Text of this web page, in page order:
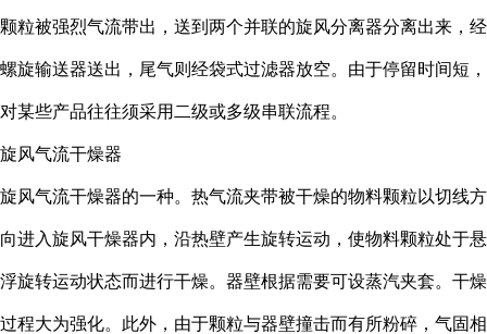
颗粒被强烈气流带出，送到两个并联的旋风分离器分离出来，经
螺旋输送器送出，尾气则经袋式过滤器放空。由于停留时间短，
对某些产品往往须采用二级或多级串联流程。
旋风气流干燥器
旋风气流干燥器的一种。热气流夹带被干燥的物料颗粒以切线方
向进入旋风干燥器内，沿热壁产生旋转运动，使物料颗粒处于悬
浮旋转运动状态而进行干燥。器壁根据需要可设蒸汽夹套。干燥
过程大为强化。此外，由于颗粒与器壁撞击而有所粉碎，气固相